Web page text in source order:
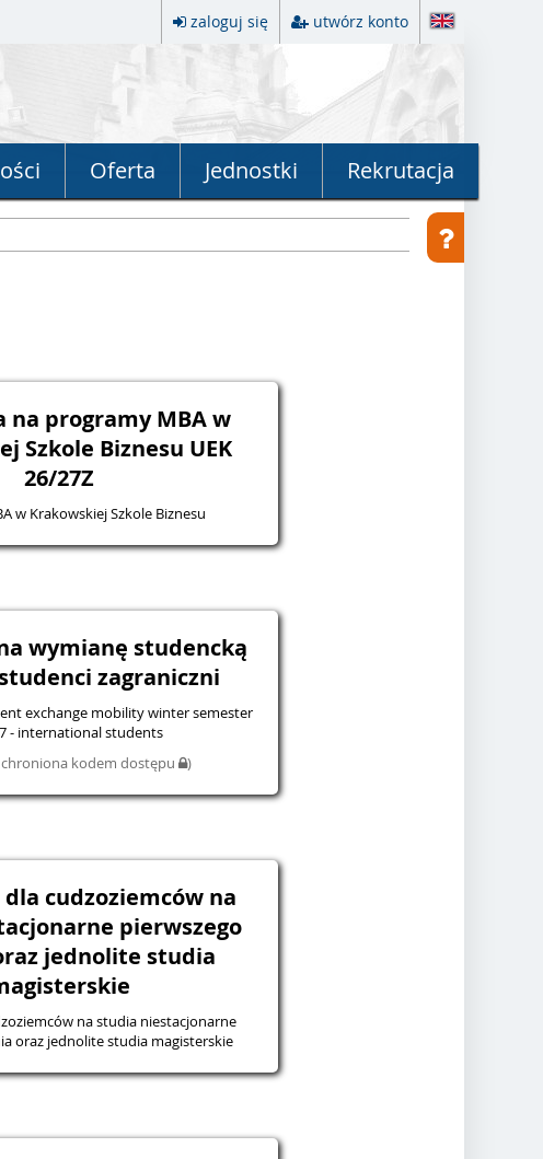
zaloguj się utwórz konto
Oferta Jednostki Rekrutacja
na programy MBA w
Szkole Biznesu UEK
26/27Z
w Krakowskiej Szkole Biznesu
wymianę studencką
zagraniczni
exchange mobility winter semester
- international students
kodem dostępu
)
cudzoziemców na
pierwszego
jednolite studia
na studia niestacjonarne
oraz jednolite studia magisterskie